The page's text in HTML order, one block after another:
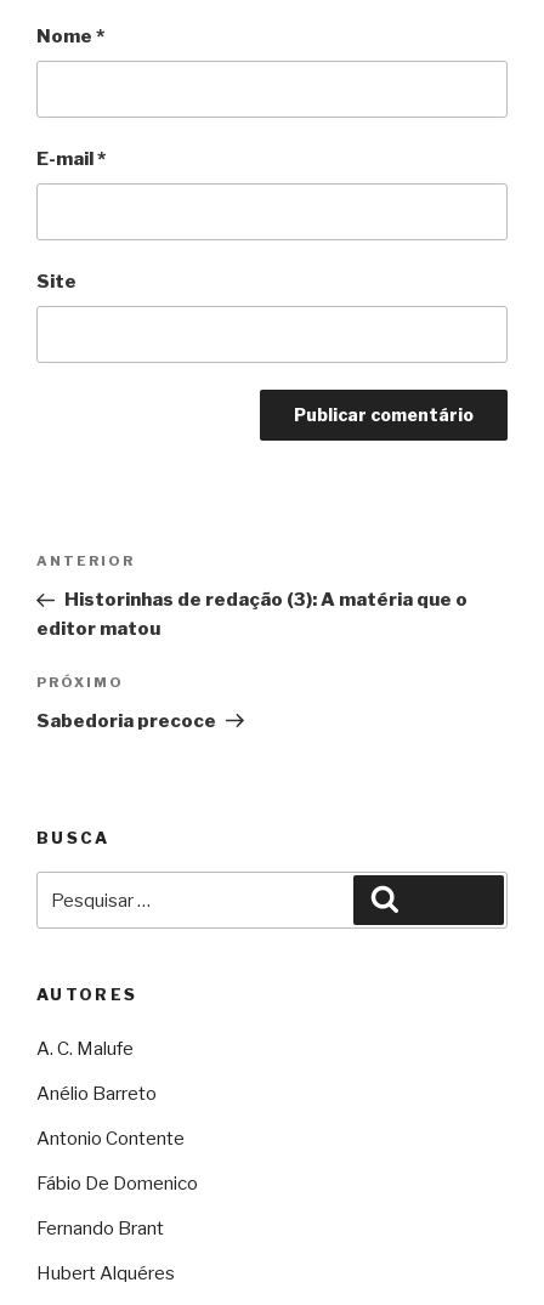
Nome *
E-mail *
Site
Post
Anterior
ANTERIOR
Historinhas de redação (3): A matéria que o
editor matou
Próximo
PRÓXIMO
Sabedoria precoce
BUSCA
AUTORES
A. C. Malufe
Anélio Barreto
Antonio Contente
Fábio De Domenico
Fernando Brant
Hubert Alquéres